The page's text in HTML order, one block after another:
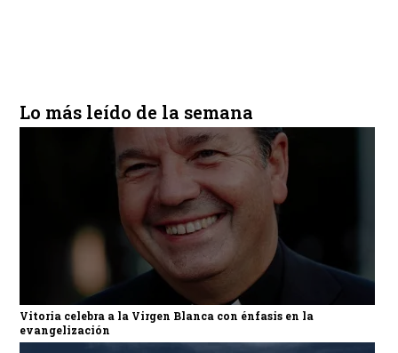
Lo más leído de la semana
Vitoria celebra a la Virgen Blanca con énfasis en la
evangelización